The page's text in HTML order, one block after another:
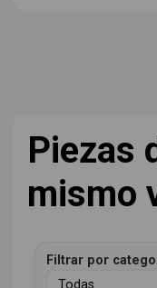
Piezas
mismo
Filtrar por